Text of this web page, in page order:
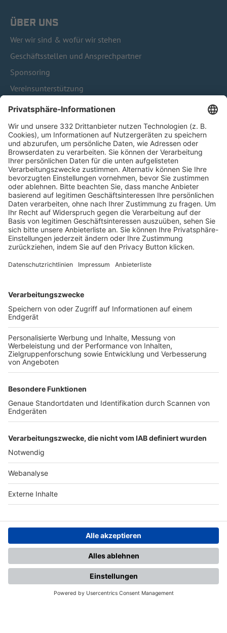
ÜBER UNS
Wer wir sind & wofür wir stehen
Geschäftsstellen und Ansprechpartner
Sponsoring
Vereinsunterstützung
Infothek
HÄUFIG BESUCHTE SEITEN
Pässe und Vereinswechsel
Trainerausbildung
Schulungsangebot Vereinsmitarbeiter
BFV-Geschäftsstellen
Trainerbörse
Login SpielPlus
TOP-VEREINE
TOP-PARTNER
SFV DFB